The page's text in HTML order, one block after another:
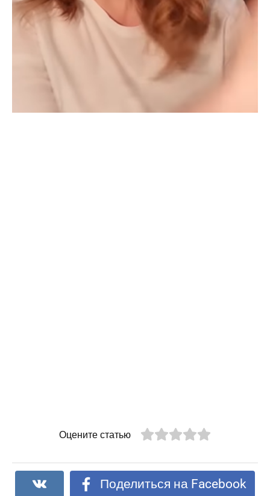
Оцените статью
Поделиться на Facebook